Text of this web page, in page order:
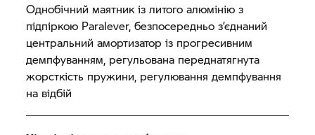
Однобічний маятник із литого алюмінію з
підпіркою Paralever, безпосередньо з’єднаний
центральний амортизатор із прогресивним
демпфуванням, регульована переднатягнута
жорсткість пружини, регулювання демпфування
на відбій